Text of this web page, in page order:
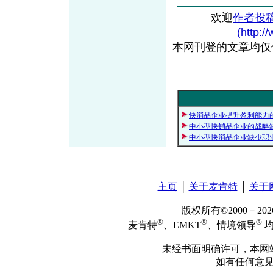
欢迎作者投
(http://
本网刊登的文章均
快消品企业提升盈利能力
中小型快销品企业的战略
中小型快消品企业缺少职
主页│ 关于麦肯特│ 关于
版权所有©2000－
麦肯特® 、EMKT® 、情境领导®
未经书面明确许可，本
如有任何意